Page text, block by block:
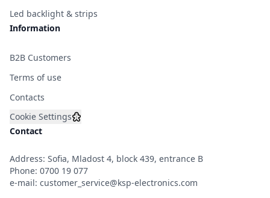
Led backlight & strips
Information
B2B Customers
Terms of use
Contacts
Cookie Settings
Contact
Address: Sofia, Mladost 4, block 439, entrance B
Phone: 0700 19 077
e-mail: customer_service@ksp-electronics.com